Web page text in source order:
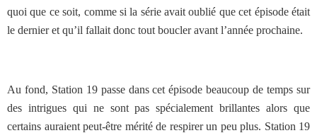
quoi que ce soit, comme si la série avait oublié que cet épisode était
le dernier et qu’il fallait donc tout boucler avant l’année prochaine.
Au fond, Station 19 passe dans cet épisode beaucoup de temps sur
des intrigues qui ne sont pas spécialement brillantes alors que
certains auraient peut-être mérité de respirer un peu plus. Station 19